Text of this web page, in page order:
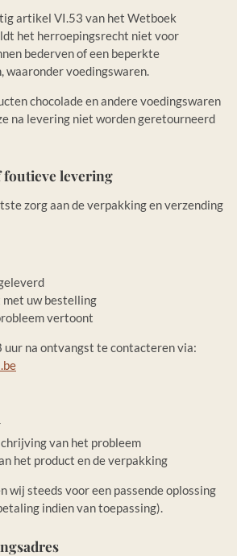
artikel VI.53 van het Wetboek
het herroepingsrecht niet voor
bederven of een beperkte
waaronder voedingswaren.
chocolade en andere voedingswaren
na levering niet worden geretourneerd
foutieve levering
zorg aan de verpakking en verzending
uw bestelling
vertoont
uur na ontvangst te contacteren via:
van het probleem
het product en de verpakking
wij steeds voor een passende oplossing
indien van toepassing).